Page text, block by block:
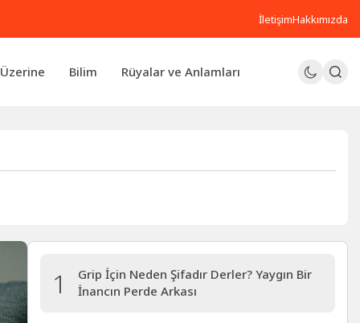
İletişimHakkımızda
Bilim Rüyalar ve Anlamları
1
Grip İçin Neden Şifadır Derler? Yaygın Bir
İnancın Perde Arkası